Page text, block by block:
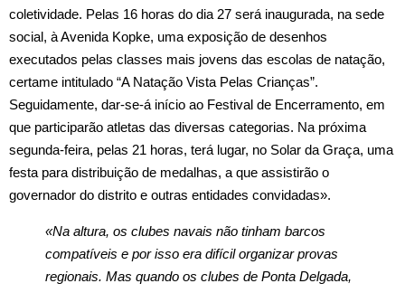
coletividade. Pelas 16 horas do dia 27 será inaugurada, na sede
social, à Avenida Kopke, uma exposição de desenhos
executados pelas classes mais jovens das escolas de natação,
certame intitulado “A Natação Vista Pelas Crianças”.
Seguidamente, dar‑se‑á início ao Festival de Encerramento, em
que participarão atletas das diversas categorias. Na próxima
segunda‑feira, pelas 21 horas, terá lugar, no Solar da Graça, uma
festa para distribuição de medalhas, a que assistirão o
governador do distrito e outras entidades convidadas».
«Na altura, os clubes navais não tinham barcos
compatíveis e por isso era difícil organizar provas
regionais. Mas quando os clubes de Ponta Delgada,